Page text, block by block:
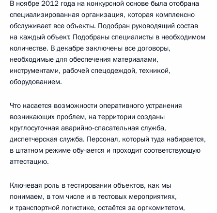
В ноябре 2012 года на конкурсной основе была отобрана
специализированная организация, которая комплексно
обслуживает все объекты. Подобран руководящий состав
на каждый объект. Подобраны специалисты в необходимом
количестве. В декабре заключены все договоры,
необходимые для обеспечения материалами,
инструментами, рабочей спецодеждой, техникой,
оборудованием.
Что касается возможности оперативного устранения
возникающих проблем, на территории созданы
круглосуточная аварийно-спасательная служба,
диспетчерская служба. Персонал, который туда набирается,
в штатном режиме обучается и проходит соответствующую
аттестацию.
Ключевая роль в тестировании объектов, как мы
понимаем, в том числе и в тестовых мероприятиях,
и транспортной логистике, остаётся за оргкомитетом,